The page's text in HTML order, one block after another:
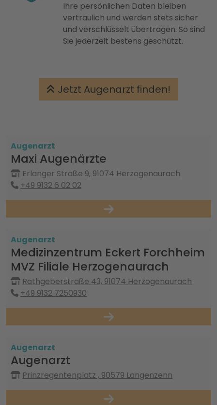
Ihre persönlichen Daten bleiben
vertraulich und werden stets sicher
und verschlüsselt übertragen. So sind
Sie jederzeit bestens geschützt.
Jetzt Augenarzt finden!
Augenarzt
Maxi Augenärzte
Erlanger Straße 9, 91074 Herzogenaurach
+49 9132 6 02 02
Augenarzt
Medizinzentrum Eckert Forchheim
MVZ Filiale Herzogenaurach
Rathgeberstraße 43, 91074 Herzogenaurach
+49 9132 7250930
Augenarzt
Augenarzt
Prinzregentenplatz , 90579 Langenzenn